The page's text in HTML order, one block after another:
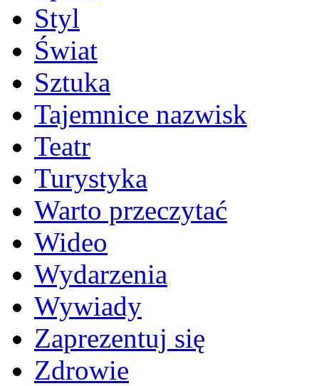
Styl
Świat
Sztuka
Tajemnice nazwisk
Teatr
Turystyka
Warto przeczytać
Wideo
Wydarzenia
Wywiady
Zaprezentuj się
Zdrowie